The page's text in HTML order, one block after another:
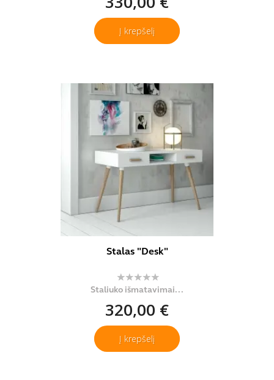
Į krepšelį
Stalas "Desk"
Staliuko išmatavimai...
320,00 €
Į krepšelį